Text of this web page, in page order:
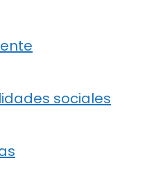
sociales